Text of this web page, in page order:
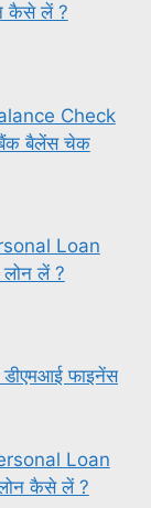
कैसे लें ?
Check
बैंक बैलेंस चेक
Loan
लें ?
फाइनेंस
Loan
कैसे लें ?